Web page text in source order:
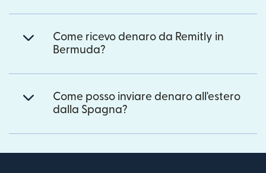
Come ricevo denaro da Remitly in
Bermuda?
Come posso inviare denaro all'estero
dalla Spagna?